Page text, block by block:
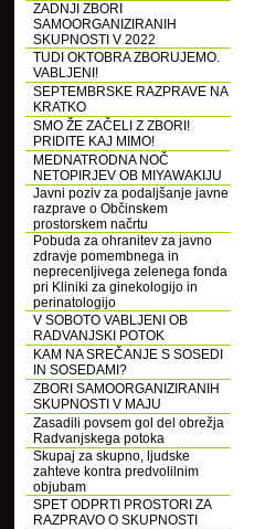
ZADNJI ZBORI
SAMOORGANIZIRANIH
SKUPNOSTI V 2022
TUDI OKTOBRA ZBORUJEMO.
VABLJENI!
SEPTEMBRSKE RAZPRAVE NA
KRATKO
SMO ŽE ZAČELI Z ZBORI!
PRIDITE KAJ MIMO!
MEDNATRODNA NOČ
NETOPIRJEV OB MIYAWAKIJU
Javni poziv za podaljšanje javne
razprave o Občinskem
prostorskem načrtu
Pobuda za ohranitev za javno
zdravje pomembnega in
neprecenljivega zelenega fonda
pri Kliniki za ginekologijo in
perinatologijo
V SOBOTO VABLJENI OB
RADVANJSKI POTOK
KAM NA SREČANJE S SOSEDI
IN SOSEDAMI?
ZBORI SAMOORGANIZIRANIH
SKUPNOSTI V MAJU
Zasadili povsem gol del obrežja
Radvanjskega potoka
Skupaj za skupno, ljudske
zahteve kontra predvolilnim
objubam
SPET ODPRTI PROSTORI ZA
RAZPRAVO O SKUPNOSTI